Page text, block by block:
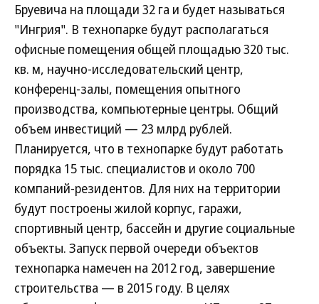
Бруевича на площади 32 га и будет называться
"Ингрия". В технопарке будут располагаться
офисные помещения общей площадью 320 тыс.
кв. м, научно-исследовательский центр,
конференц-залы, помещения опытного
производства, компьютерные центры. Общий
объем инвестиций — 23 млрд рублей.
Планируется, что в технопарке будут работать
порядка 15 тыс. специалистов и около 700
компаний-резидентов. Для них на территории
будут построены жилой корпус, гаражи,
спортивный центр, бассейн и другие социальные
объекты. Запуск первой очереди объектов
технопарка намечен на 2012 год, завершение
строительства — в 2015 году. В целях